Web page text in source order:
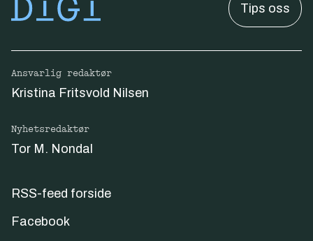
Tips oss
Ansvarlig redaktør
Kristina Fritsvold Nilsen
Nyhetsredaktør
Tor M. Nondal
RSS-feed forside
Facebook